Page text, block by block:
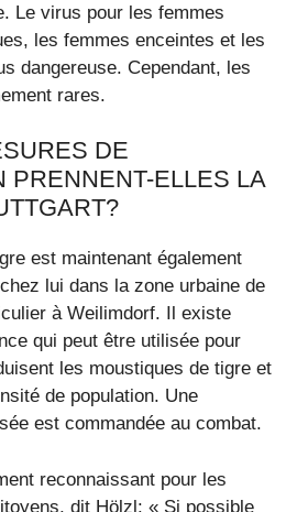
Le virus pour les femmes
les femmes enceintes et les
dangereuse. Cependant, les
rares.
DE
PRENNENT-ELLES LA
est maintenant également
lui dans la zone urbaine de
à Weilimdorf. Il existe
qui peut être utilisée pour
les moustiques de tigre et
de population. Une
est commandée au combat.
reconnaissant pour les
dit Hölzl: « Si possible